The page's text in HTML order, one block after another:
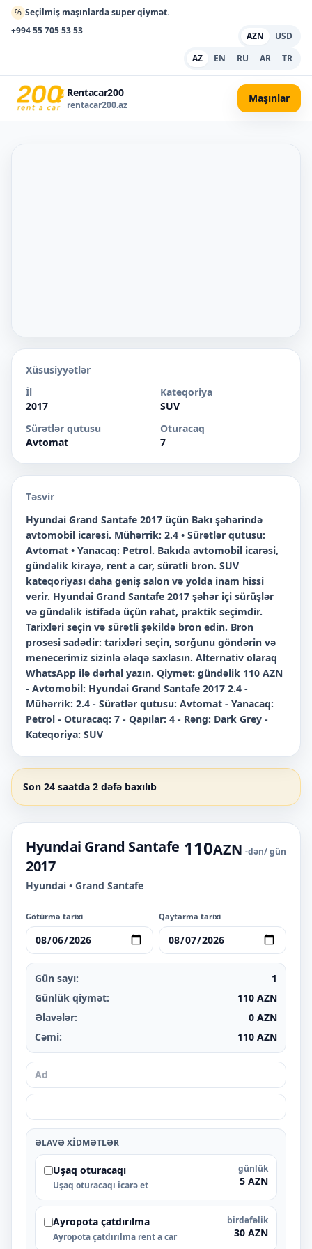
% Seçilmiş maşınlarda super qiymət.
+994 55 705 53 53
AZN
USD
AZ
EN RU AR TR
Rentacar200
rentacar200.az
Maşınlar
Xüsusiyyətlər
İl
2017
Kateqoriya
SUV
Sürətlər qutusu
Avtomat
Oturacaq
7
Təsvir
Hyundai Grand Santafe 2017 üçün Bakı şəhərində
avtomobil icarəsi. Mühərrik: 2.4 • Sürətlər qutusu:
Avtomat • Yanacaq: Petrol. Bakıda avtomobil icarəsi,
gündəlik kirayə, rent a car, sürətli bron. SUV
kateqoriyası daha geniş salon və yolda inam hissi
verir. Hyundai Grand Santafe 2017 şəhər içi sürüşlər
və gündəlik istifadə üçün rahat, praktik seçimdir.
Tarixləri seçin və sürətli şəkildə bron edin. Bron
prosesi sadədir: tarixləri seçin, sorğunu göndərin və
menecerimiz sizinlə əlaqə saxlasın. Alternativ olaraq
WhatsApp ilə dərhal yazın. Qiymət: gündəlik 110 AZN
- Avtomobil: Hyundai Grand Santafe 2017 2.4 -
Mühərrik: 2.4 - Sürətlər qutusu: Avtomat - Yanacaq:
Petrol - Oturacaq: 7 - Qapılar: 4 - Rəng: Dark Grey -
Kateqoriya: SUV
Son 24 saatda 2 dəfə baxılıb
Hyundai Grand Santafe
2017
Hyundai • Grand Santafe
110AZN -dən/ gün
Götürmə tarixi Qaytarma tarixi
Gün sayı:
1
Günlük qiymət:
110 AZN
Əlavələr:
0 AZN
Cəmi:
110 AZN
ƏLAVƏ XIDMƏTLƏR
Uşaq oturacaqı
Uşaq oturacaqı icarə et
günlük
5 AZN
Ayropota çatdırılma
Ayropota çatdırılma rent a car
birdəfəlik
30 AZN